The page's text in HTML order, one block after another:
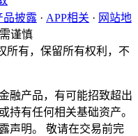
品披露 · APP相关 · 网站地
谨慎
所有，保留所有权利，不
融产品，有可能招致超出
持有任何相关基础资产。
声明。 敬请在交易前完